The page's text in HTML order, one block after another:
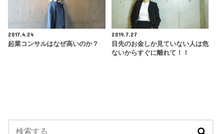
2017.4.24
起業コンサルはなぜ高いのか？
2019.7.27
目先のお金しか見ていない人は危
ないからすぐに離れて！！